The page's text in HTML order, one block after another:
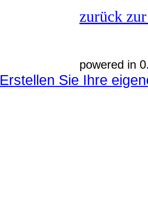
zurück
powered in
Erstellen Sie Ihre